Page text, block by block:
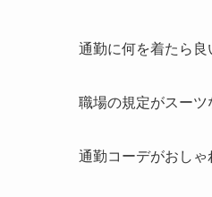
通勤に何を着たら
職場の規定がスーツ
通勤コーデがおし